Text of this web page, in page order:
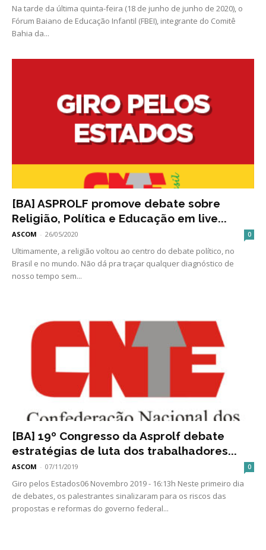
Na tarde da última quinta-feira (18 de junho de junho de 2020), o
Fórum Baiano de Educação Infantil (FBEI), integrante do Comitê
Bahia da...
[BA] ASPROLF promove debate sobre
Religião, Política e Educação em live...
ASCOM - 26/05/2020 0
Ultimamente, a religião voltou ao centro do debate político, no
Brasil e no mundo. Não dá pra traçar qualquer diagnóstico de
nosso tempo sem...
[BA] 19º Congresso da Asprolf debate
estratégias de luta dos trabalhadores...
ASCOM - 07/11/2019 0
Giro pelos Estados06 Novembro 2019 - 16:13h Neste primeiro dia
de debates, os palestrantes sinalizaram para os riscos das
propostas e reformas do governo federal...